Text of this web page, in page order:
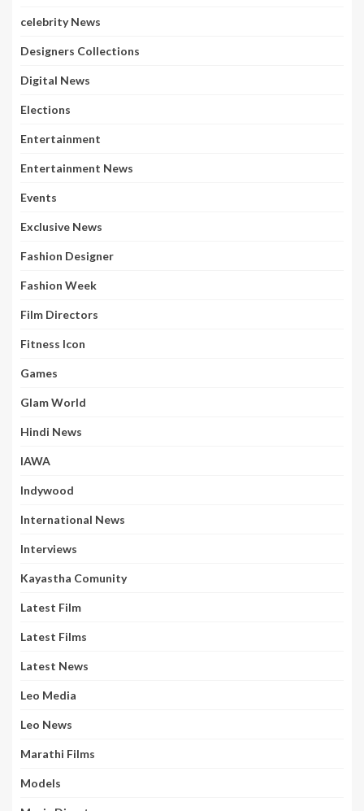
celebrity News
Designers Collections
Digital News
Elections
Entertainment
Entertainment News
Events
Exclusive News
Fashion Designer
Fashion Week
Film Directors
Fitness Icon
Games
Glam World
Hindi News
IAWA
Indywood
International News
Interviews
Kayastha Comunity
Latest Film
Latest Films
Latest News
Leo Media
Leo News
Marathi Films
Models